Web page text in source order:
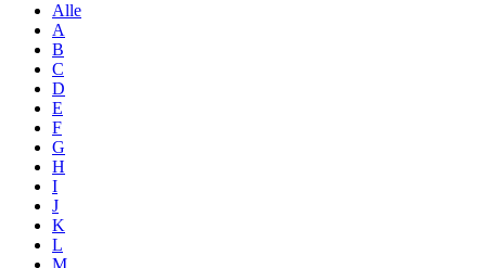
Alle
A
B
C
D
E
F
G
H
I
J
K
L